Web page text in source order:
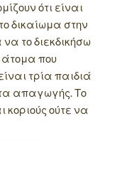
ότι είναι
δικαίωμα στην
το διεκδικήσω
που
τρία παιδιά
απαγωγής. Το
κοριούς ούτε να